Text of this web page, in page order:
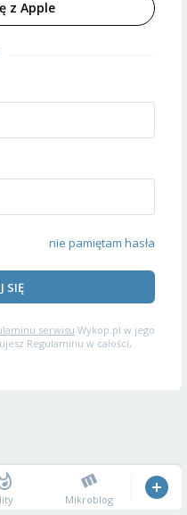
z Apple
nie pamiętam hasła
SIĘ
serwisu Wykop.pl w jego
Regulaminu w całości,
Mikroblog